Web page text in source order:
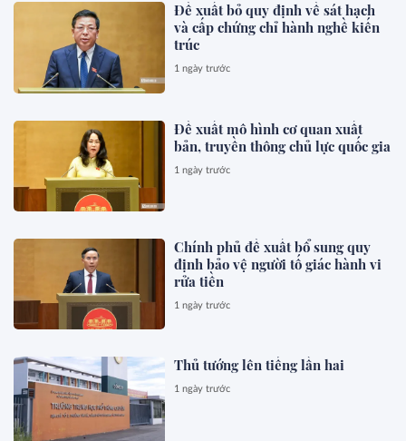
Đề xuất bỏ quy định về sát hạch
và cấp chứng chỉ hành nghề kiến
trúc
1 ngày trước
Đề xuất mô hình cơ quan xuất
bản, truyền thông chủ lực quốc gia
1 ngày trước
Chính phủ đề xuất bổ sung quy
định bảo vệ người tố giác hành vi
rửa tiền
1 ngày trước
Thủ tướng lên tiếng lần hai
1 ngày trước